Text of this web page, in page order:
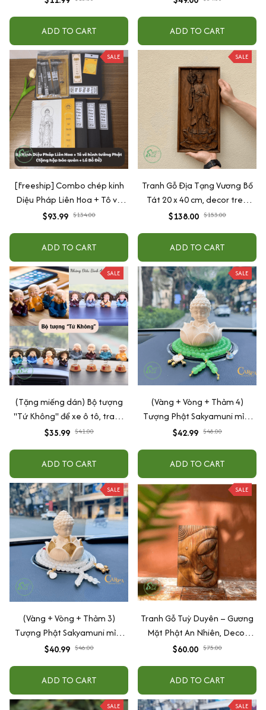
quang
ADD TO CART ADD TO CART
SALE
[Freeship] Combo chép kinh
Diệu Pháp Liên Hoa + Tô vẽ
hình tướng Phật in mờ (Tặng
mạ vàng)
$93.99 $134.00
ADD TO CART
SALE
Tranh Gỗ Địa Tạng Vương Bồ
Tát 20 x 40 cm, decor treo
tường/để bàn tâm linh
$138.00 $153.00
ADD TO CART
SALE
(Tặng miếng dán) Bộ tượng
"Tứ Không" để xe ô tô, trang
trí nhà cửa bằng gốm sứ cao
$35.99 $41.00
ADD TO CART
SALE
(Vàng + Vòng + Thảm 4)
Tượng Phật Sakyamuni mỉm
cười cầu bình an may mắn để
$42.99 $48.00
ADD TO CART
SALE
(Vàng + Vòng + Thảm 3)
Tượng Phật Sakyamuni mỉm
cười cầu bình an may mắn để
$40.99 $46.00
ADD TO CART
SALE
Tranh Gỗ Tuỳ Duyên – Gương
Mặt Phật An Nhiên, Decor
Tâm Linh Treo Bàn/Tường,
$60.00 $75.00
ADD TO CART
SALE SALE